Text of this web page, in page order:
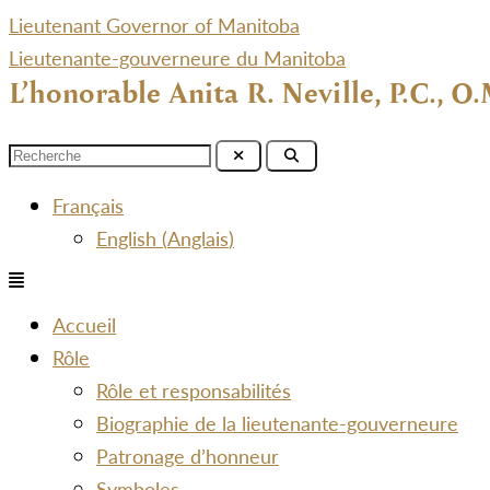
Lieutenant Governor of Manitoba
Lieutenante-gouverneure du Manitoba
L’honorable Anita R. Neville, P.C.,
Français
English (Anglais)
Menu
Accueil
Rôle
Rôle et responsabilités
Biographie de la lieutenante-gouverneure
Patronage d’honneur